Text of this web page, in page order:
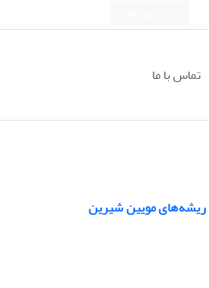
تماس با ما
ریشه‌های مویین شیرین